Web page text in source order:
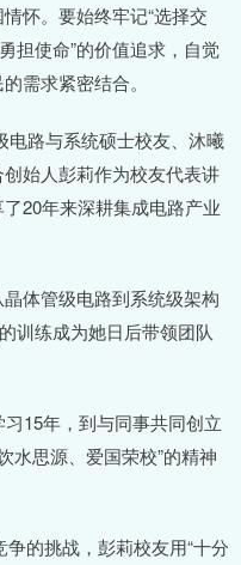
怀。要始终牢记“选择交
担使命”的价值追求，自觉
需求紧密结合。
电路与系统硕士校友、沐曦
始人彭莉作为校友代表讲
20年来深耕集成电路产业
体管级电路到系统级架构
训练成为她日后带领团队
15年，到与同事共同创立
水思源、爱国荣校”的精神
的挑战，彭莉校友用“十分